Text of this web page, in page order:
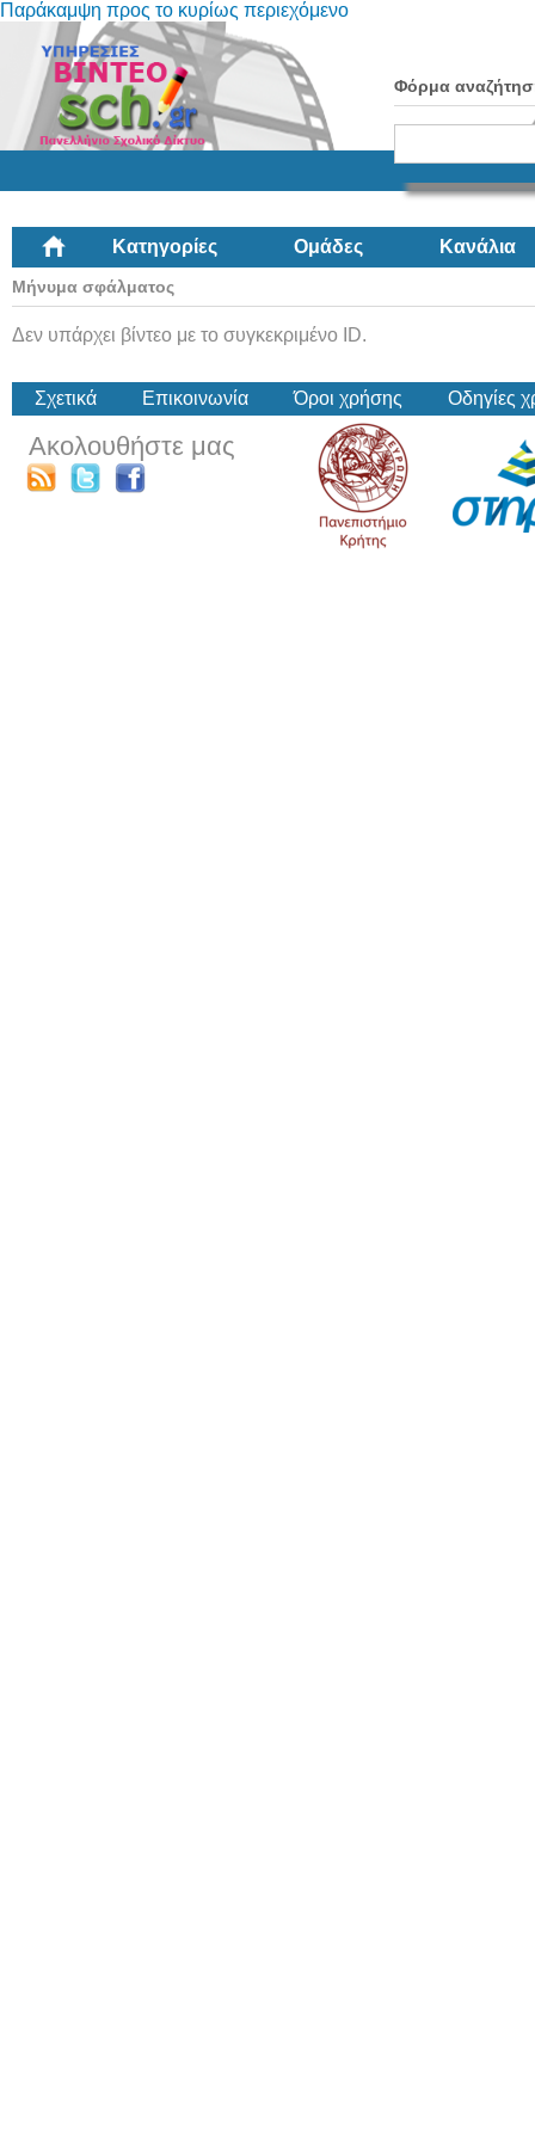
Παράκαμψη προς το κυρίως περιεχόμενο
Φόρμα
Κατηγορίες Ομάδες Κανάλια
Μήνυμα σφάλματος
Δεν υπάρχει βίντεο με το συγκεκριμένο ID.
Σχετικά Επικοινωνία Όροι χρήσης Οδηγίες
Ακολουθήστε μας